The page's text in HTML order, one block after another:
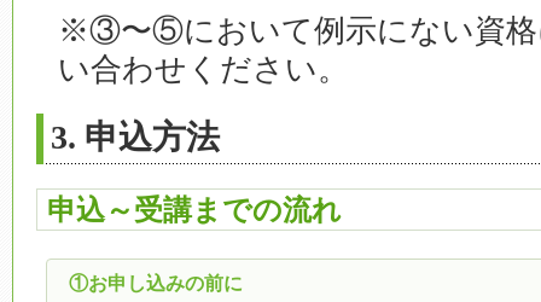
※③〜⑤において例示にない資格
い合わせください。
3. 申込方法
申込～受講までの流れ
①お申し込みの前に